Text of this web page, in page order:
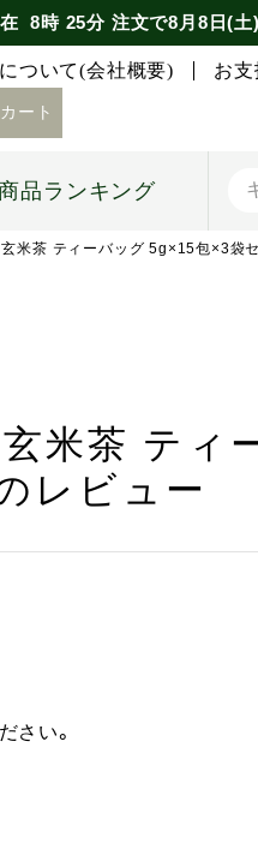
8時 25分注文で8月8日(土
ついて(会社概要) お
カート
品ランキング
玄米茶 ティーバッグ 5g×15包×3袋
米茶 ティ
レビュー
さい。